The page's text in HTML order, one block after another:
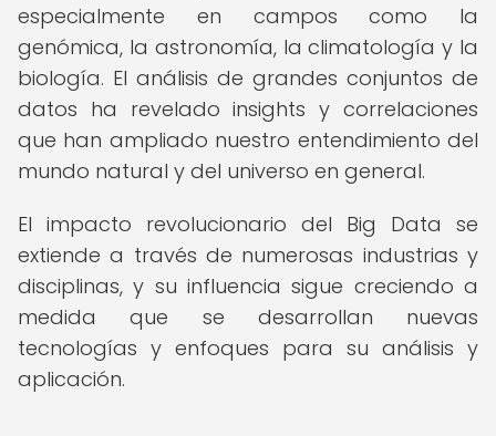
especialmente en campos como la
genómica, la astronomía, la climatología y la
biología. El análisis de grandes conjuntos de
datos ha revelado insights y correlaciones
que han ampliado nuestro entendimiento del
mundo natural y del universo en general.
El impacto revolucionario del Big Data se
extiende a través de numerosas industrias y
disciplinas, y su influencia sigue creciendo a
medida que se desarrollan nuevas
tecnologías y enfoques para su análisis y
aplicación.